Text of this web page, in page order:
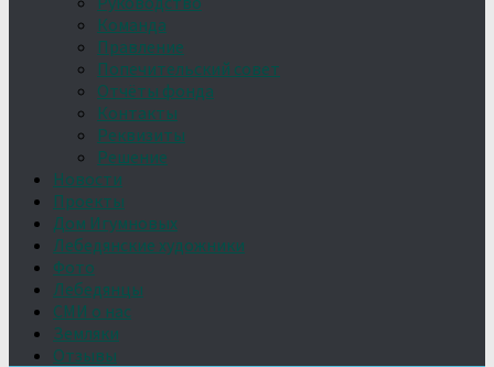
Команда
Правление
Попечительский совет
Отчёты фонда
Контакты
Реквизиты
Решение
Новости
Проекты
Дом Игумновых
Лебедянские художники
Фото
Лебедянцы
СМИ о нас
Земляки
Отзывы